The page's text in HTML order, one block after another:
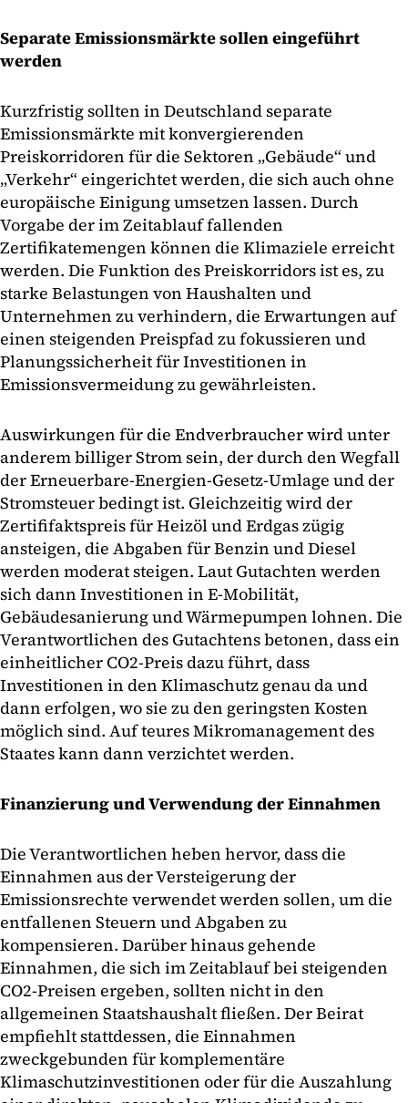
Separate Emissionsmärkte sollen eingeführt
werden
Kurzfristig sollten in Deutschland separate
Emissionsmärkte mit konvergierenden
Preiskorridoren für die Sektoren „Gebäude“ und
„Verkehr“ eingerichtet werden, die sich auch ohne
europäische Einigung umsetzen lassen. Durch
Vorgabe der im Zeitablauf fallenden
Zertifikatemengen können die Klimaziele erreicht
werden. Die Funktion des Preiskorridors ist es, zu
starke Belastungen von Haushalten und
Unternehmen zu verhindern, die Erwartungen auf
einen steigenden Preispfad zu fokussieren und
Planungssicherheit für Investitionen in
Emissionsvermeidung zu gewährleisten.
Auswirkungen für die Endverbraucher wird unter
anderem billiger Strom sein, der durch den Wegfall
der Erneuerbare-Energien-Gesetz-Umlage und der
Stromsteuer bedingt ist. Gleichzeitig wird der
Zertififaktspreis für Heizöl und Erdgas zügig
ansteigen, die Abgaben für Benzin und Diesel
werden moderat steigen. Laut Gutachten werden
sich dann Investitionen in E-Mobilität,
Gebäudesanierung und Wärmepumpen lohnen. Die
Verantwortlichen des Gutachtens betonen, dass ein
einheitlicher CO2-Preis dazu führt, dass
Investitionen in den Klimaschutz genau da und
dann erfolgen, wo sie zu den geringsten Kosten
möglich sind. Auf teures Mikromanagement des
Staates kann dann verzichtet werden.
Finanzierung und Verwendung der Einnahmen
Die Verantwortlichen heben hervor, dass die
Einnahmen aus der Versteigerung der
Emissionsrechte verwendet werden sollen, um die
entfallenen Steuern und Abgaben zu
kompensieren. Darüber hinaus gehende
Einnahmen, die sich im Zeitablauf bei steigenden
CO2-Preisen ergeben, sollten nicht in den
allgemeinen Staatshaushalt fließen. Der Beirat
empfiehlt stattdessen, die Einnahmen
zweckgebunden für komplementäre
Klimaschutzinvestitionen oder für die Auszahlung